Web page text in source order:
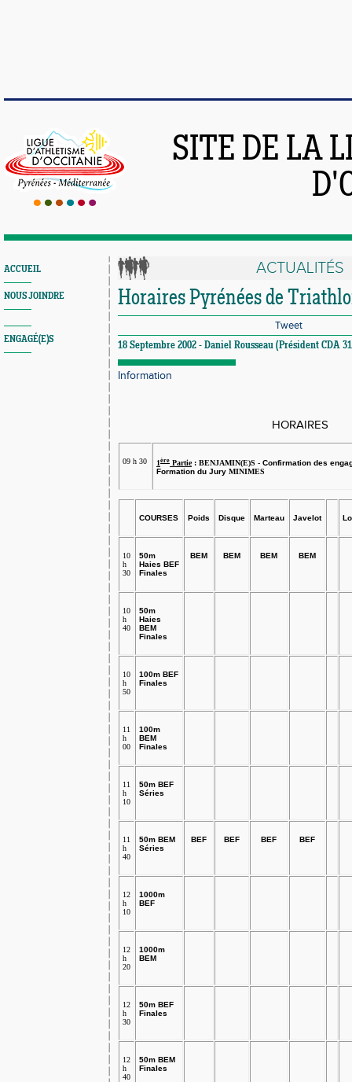
SITE DE LA
ACCUEIL
NOUS JOINDRE
ENGAGÉ(E)S
ACTUALITÉS
Horaires Pyrénées de
Tweet
18 Septembre 2002 - Daniel Rousseau (Président CDA
Information
HORAIRES
09 h 30 1ère Partie: BENJAMIN(E)S - Confirmation des
Formation du Jury MINIMES
COURSES Poids Disque Marteau Javelot
10
h
30
50m
Haies BEF
Finales
BEM BEM BEM BEM
10
h
40
50m
Haies
BEM
Finales
10
h
50
100m BEF
Finales
11
h
00
100m
BEM
Finales
11
h
10
50m BEF
Séries
11
h
40
50m BEM
Séries
BEF BEF BEF BEF
12
h
10
1000m
BEF
12
h
20
1000m
BEM
12
h
30
50m BEF
Finales
12
h
40
50m BEM
Finales